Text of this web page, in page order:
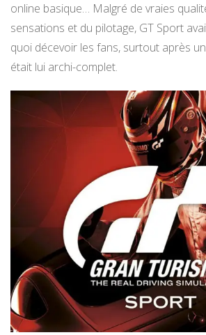
online basique… Malgré de vraies
sensations et du pilotage, GT Sport
quoi décevoir les fans, surtout après
était lui archi-complet.